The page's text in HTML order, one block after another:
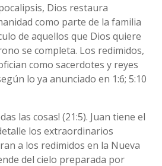
Dios restaura
como parte de la familia
de aquellos que Dios quiere
se completa. Los redimidos,
como sacerdotes y reyes
lo ya anunciado en 1:6; 5:10
las cosas! (21:5). Juan tiene el
los extraordinarios
a los redimidos en la Nueva
del cielo preparada por